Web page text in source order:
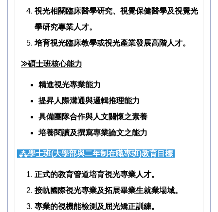
視光相關臨床醫學研究、視覺保健醫學及視覺光
學研究專業人才。
培育視光臨床教學或視光產業發展高階人才。
⨠碩士班核心能力
精進視光專業能力
提昇人際溝通與邏輯推理能力
具備團隊合作與人文關懷之素養
培養閱讀及撰寫專業論文之能力
⁂學士班(大學部與二年制在職專班)教育目標
正式的教育管道培育視光專業人才。
接軌國際視光專業及拓展畢業生就業場域。
專業的視機能檢測及屈光矯正訓練。